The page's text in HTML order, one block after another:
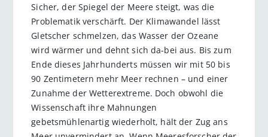
Sicher, der Spiegel der Meere steigt, was die
Problematik verschärft. Der Klimawandel lässt
Gletscher schmelzen, das Wasser der Ozeane
wird wärmer und dehnt sich da-bei aus. Bis zum
Ende dieses Jahrhunderts müssen wir mit 50 bis
90 Zentimetern mehr Meer rechnen – und einer
Zunahme der Wetterextreme. Doch obwohl die
Wissenschaft ihre Mahnungen
gebetsmühlenartig wiederholt, hält der Zug ans